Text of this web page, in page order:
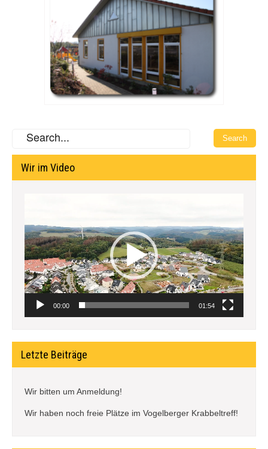
Wir im Video
00:00 01:54
Letzte Beiträge
Wir bitten um Anmeldung!
Wir haben noch freie Plätze im Vogelberger Krabbeltreff!